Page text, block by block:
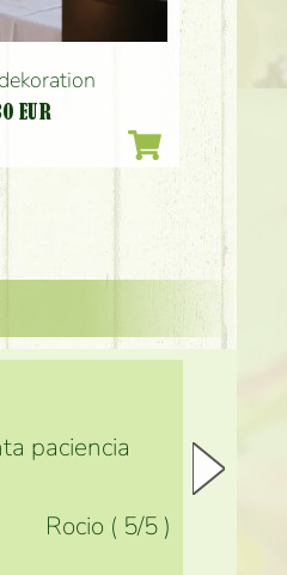
EUR
paciencia
Rocio ( 5/5 )